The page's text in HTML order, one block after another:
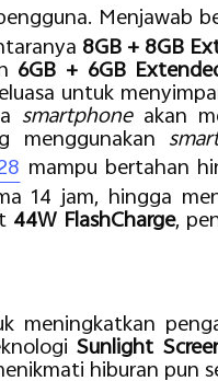
Menjawab
8GB + 8GB
6GB + 6GB
untuk
smartphone akan
menggunakan
mampu bertahan
14 jam, hingga
44W FlashCharge,
meningkatkan
Sunlight
hiburan pun